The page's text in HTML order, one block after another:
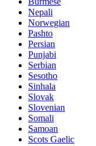
Nepali
Norwegian
Pashto
Persian
Punjabi
Serbian
Sesotho
Sinhala
Slovak
Slovenian
Somali
Samoan
Scots Gaelic